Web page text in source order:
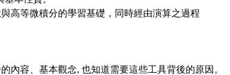
高等微積分的學習基礎，同時經由演算之過程
內容、基本觀念, 也知道需要這些工具背後的原因。